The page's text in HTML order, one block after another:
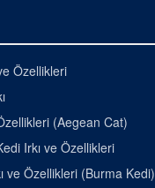
Özellikleri
(Aegean Cat)
Irkı ve Özellikleri
ve Özellikleri (Burma Kedi)